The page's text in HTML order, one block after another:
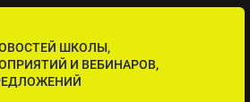
ШКОЛЫ,
И ВЕБИНАРОВ,